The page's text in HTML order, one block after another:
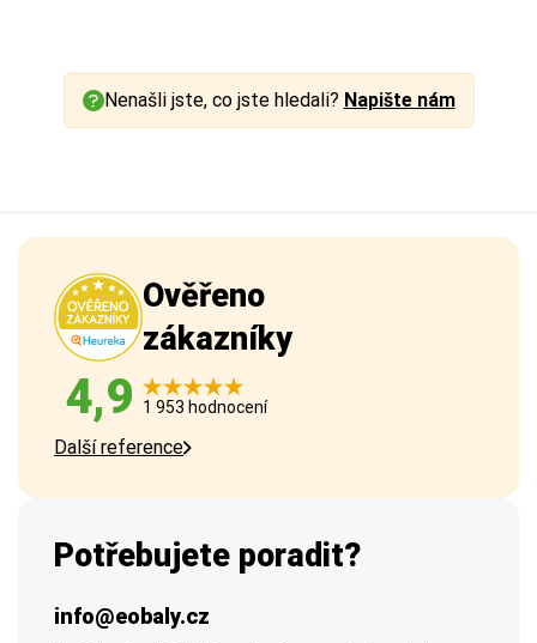
Nenašli jste, co jste hledali? Napište nám
Ověřeno
zákazníky
4,9 1 953 hodnocení
Další reference
Potřebujete poradit?
info@eobaly.cz